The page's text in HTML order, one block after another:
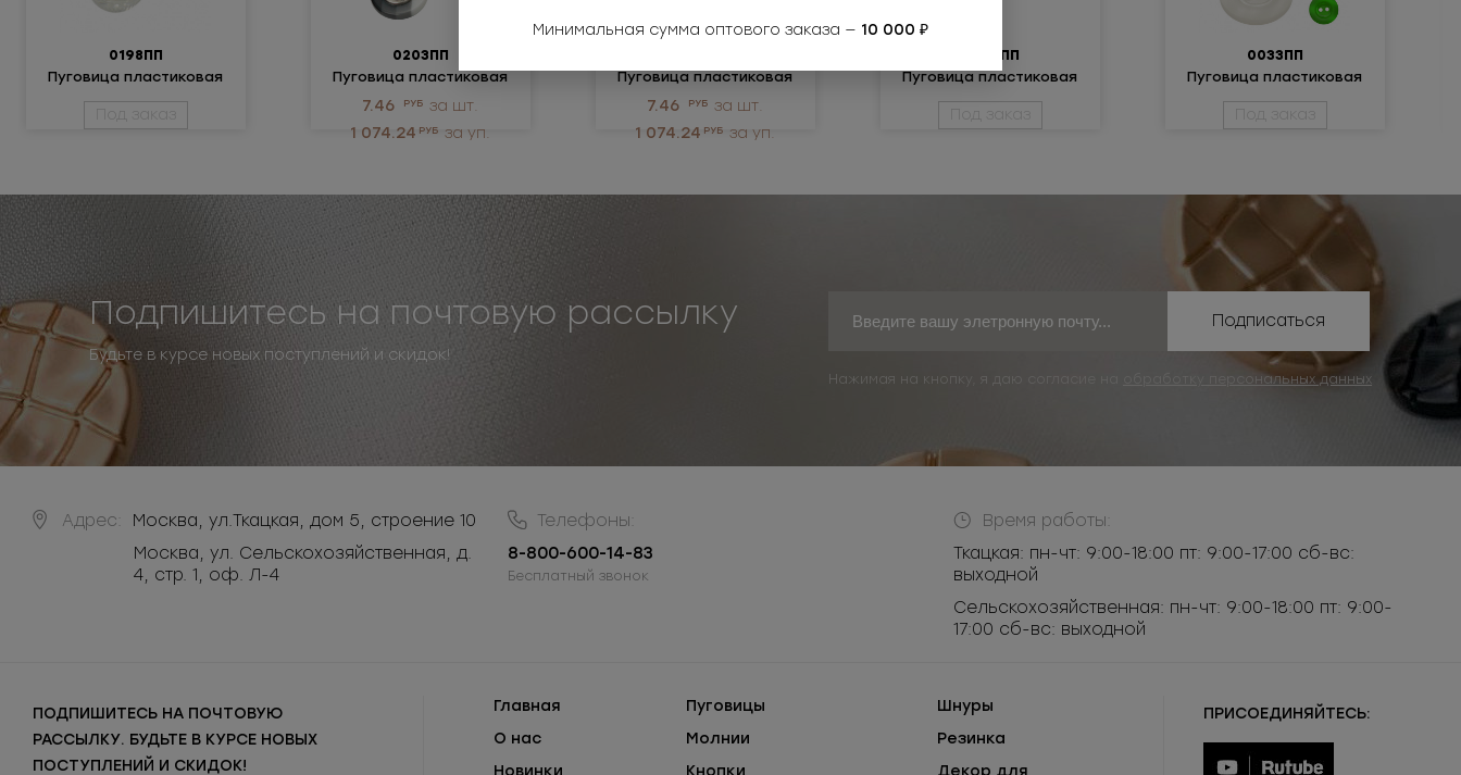
0198ПП
Пуговица пластиковая
Под заказ
0203ПП
Пуговица пластиковая
7.46 РУБ за шт.
1 074.24 РУБ за уп.
Пуговица пластиковая
7.46 РУБ за шт.
1 074.24 РУБ за уп.
10155ПП
Пуговица пластиковая
Под заказ
0033ПП
Пуговица пластиковая
Под заказ
Подпишитесь на почтовую рассылку
Будьте в курсе новых поступлений и скидок!
Подписаться
Нажимая на кнопку, я даю согласие на обработку персональных данных
Адрес: Москва, ул.Ткацкая, дом 5, строение 10
Москва, ул. Сельскохозяйственная, д.
4, стр. 1, оф. Л-4
Телефоны:
8-800-600-14-83
Бесплатный звонок
Время работы:
Ткацкая: пн-чт: 9:00-18:00 пт: 9:00-17:00 сб-вс:
выходной
Сельскохозяйственная: пн-чт: 9:00-18:00 пт: 9:00-
17:00 сб-вс: выходной
ПОДПИШИТЕСЬ НА ПОЧТОВУЮ
РАССЫЛКУ. БУДЬТЕ В КУРСЕ НОВЫХ
ПОСТУПЛЕНИЙ И СКИДОК!
Главная
О нас
Пуговицы
Молнии
Шнуры
Резинка
ПРИСОЕДИНЯЙТЕСЬ:
Минимальная сумма оптового заказа — 10 000 ₽